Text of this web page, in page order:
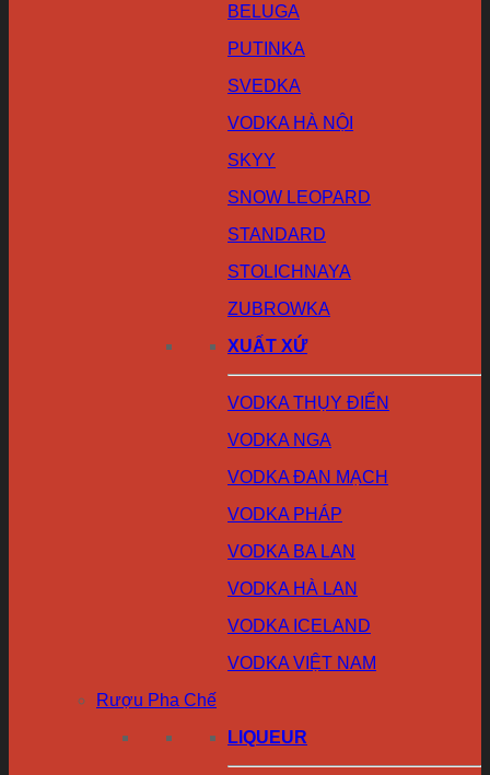
BELUGA
PUTINKA
SVEDKA
VODKA HÀ NỘI
SKYY
SNOW LEOPARD
STANDARD
STOLICHNAYA
ZUBROWKA
XUẤT XỨ
VODKA THỤY ĐIỂN
VODKA NGA
VODKA ĐAN MẠCH
VODKA PHÁP
VODKA BA LAN
VODKA HÀ LAN
VODKA ICELAND
VODKA VIỆT NAM
Rượu Pha Chế
LIQUEUR